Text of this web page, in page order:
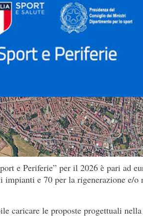
e Periferie” per il 2026 è pari ad
e 70 per la rigenerazione e/o
caricare le proposte progettuali